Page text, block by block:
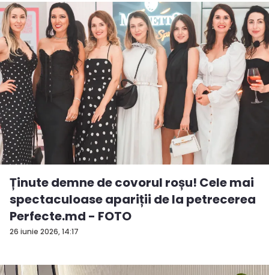
26 iunie 2026, 14:17
Ținute demne de covorul roșu! Cele mai
spectaculoase apariții de la petrecerea
Perfecte.md - FOTO